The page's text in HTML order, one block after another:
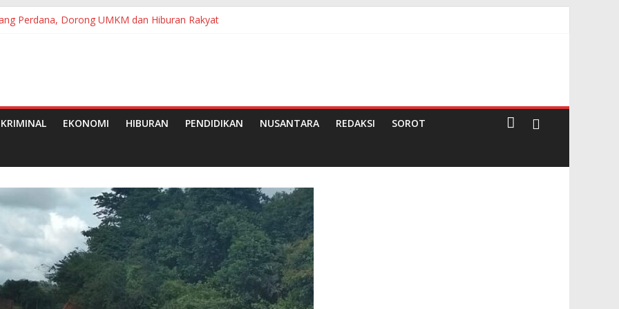
Perdana, Dorong UMKM dan Hiburan Rakyat
Bupati Tanjab Barat Ajak Generasi Muda Wujudkan Dasa Darma
Tahun 2026 di Medan
Sawit, Dorong Pekebun Semakin Modern
EKONOMI HIBURAN PENDIDIKAN NUSANTARA REDAKSI SOROT